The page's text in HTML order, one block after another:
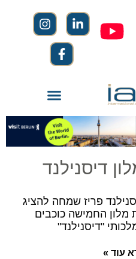
דיסנילנד
פריז שמחה להציג
מלון החמישה כוכבים
"דיסנילנד"
עוד »